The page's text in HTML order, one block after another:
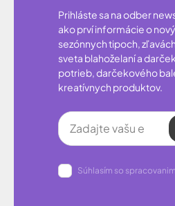
Prihláste sa na odber
ako prví informácie o
sezónnych tipoch,
sveta blahoželaní a
potrieb, darčekového
kreatívnych produktov.
Súhlasím so